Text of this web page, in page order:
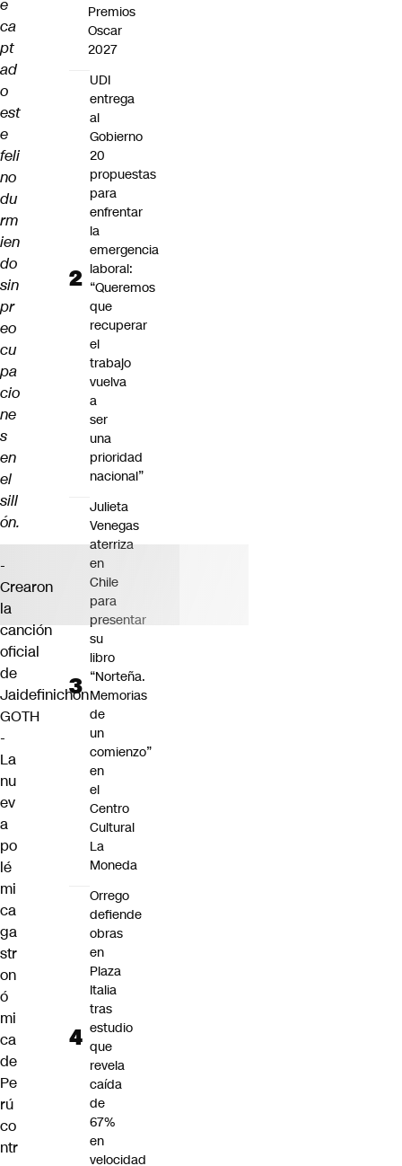
e
ca
pt
ad
o
est
e
feli
no
du
rm
ien
do
sin
pr
eo
cu
pa
cio
ne
s
en
el
sill
ón.
-
Crearon
la
canción
oficial
de
Jaidefinichon
GOTH
-
La
nu
ev
a
po
lé
mi
ca
ga
str
on
ó
mi
ca
de
Pe
rú
co
ntr
Premios
Oscar
2027
UDI
entrega
al
Gobierno
20
propuestas
para
enfrentar
la
emergencia
laboral:
“Queremos
que
recuperar
el
trabajo
vuelva
a
ser
una
prioridad
nacional”
Julieta
Venegas
aterriza
en
Chile
para
presentar
su
libro
“Norteña.
Memorias
de
un
comienzo”
en
el
Centro
Cultural
La
Moneda
Orrego
defiende
obras
en
Plaza
Italia
tras
estudio
que
revela
caída
de
67%
en
velocidad